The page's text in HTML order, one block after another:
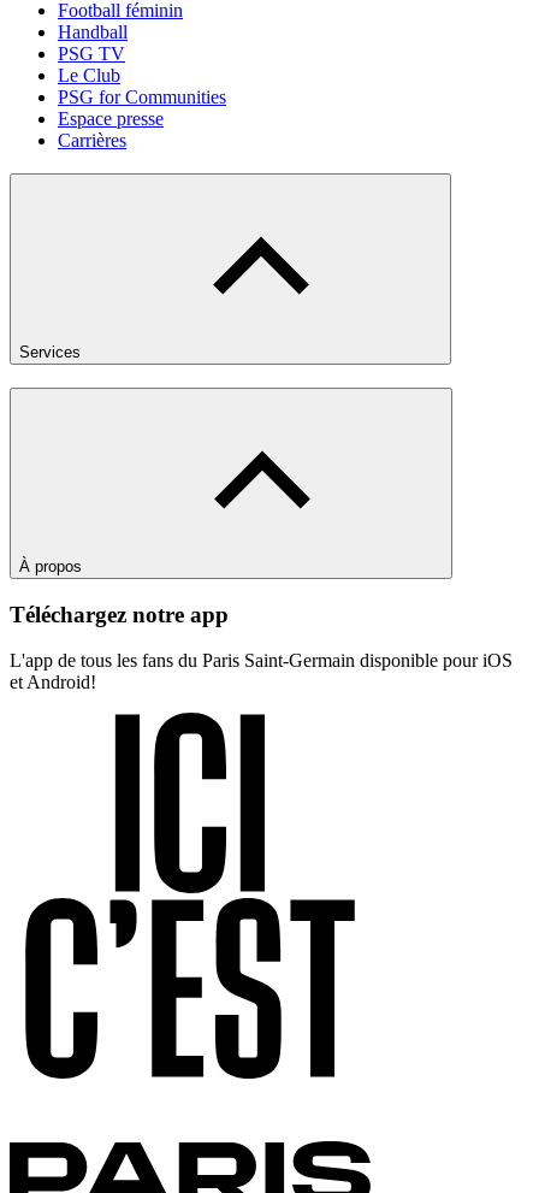
Football féminin
Handball
PSG TV
Le Club
PSG for Communities
Espace presse
Carrières
Services
À propos
Téléchargez notre app
L'app de tous les fans du Paris Saint-Germain disponible pour iOS
et Android!